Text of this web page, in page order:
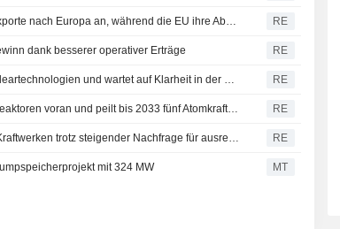
Tata Power peilt erste Solar-Exporte nach Europa an, während die EU ihre Abhängigkeit von China begrenzt RE
dank besserer operativer Erträge RE
Indiens Adani Power prüft Nukleartechnologien und wartet auf Klarheit in der Regulierung RE
Indien treibt Pläne für kleine Reaktoren voran und peilt bis 2033 fünf Atomkraftwerke an RE
Indien erklärt Kohlevorräte in Kraftwerken trotz steigender Nachfrage für ausreichend RE
mit 324 MW MT